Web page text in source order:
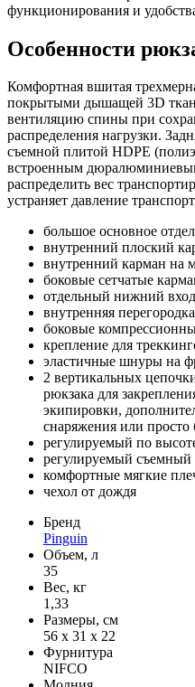
функционирования и
Особенности
Комфортная вшитая
покрытыми дышащей 3D
вентиляцию спины при
распределения нагрузки.
съемной плитой HDPE
встроенным
распределить вес
устраняет давление
большое основное
внутренний плоский
внутренний карман на
боковые сетчатые
отдельный нижний
внутренняя
боковые
крепление для
эластичные шнуры на
2 вертикальных
рюкзака для
экипировки,
снаряжения или просто
регулируемый по
регулируемый съемный
комфортные мягкие
чехол от дождя
Бренд
Pinguin
Объем, л
35
Вес, кг
1,33
Размеры, см
56 x 31 x 22
Фурнитура
NIFCO